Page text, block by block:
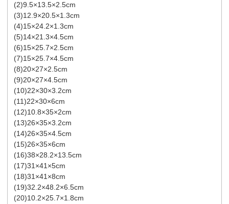
(2)9.5×13.5×2.5cm
(3)12.9×20.5×1.3cm
(4)15×24.2×1.3cm
(5)14×21.3×4.5cm
(6)15×25.7×2.5cm
(7)15×25.7×4.5cm
(8)20×27×2.5cm
(9)20×27×4.5cm
(10)22×30×3.2cm
(11)22×30×6cm
(12)10.8×35×2cm
(13)26×35×3.2cm
(14)26×35×4.5cm
(15)26×35×6cm
(16)38×28.2×13.5cm
(17)31×41×5cm
(18)31×41×8cm
(19)32.2×48.2×6.5cm
(20)10.2×25.7×1.8cm